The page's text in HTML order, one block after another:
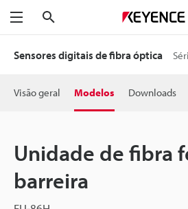
Menu
Sensores digitais de fibra óptica
Visão geral Modelos Downloads
Unidade de fibra
barreira